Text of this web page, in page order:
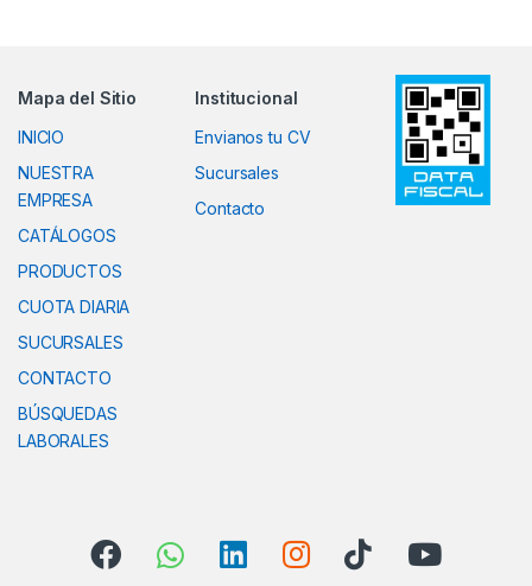
Mapa del Sitio
INICIO
NUESTRA
EMPRESA
CATÁLOGOS
PRODUCTOS
CUOTA DIARIA
SUCURSALES
CONTACTO
BÚSQUEDAS
LABORALES
Institucional
Envianos tu CV
Sucursales
Contacto